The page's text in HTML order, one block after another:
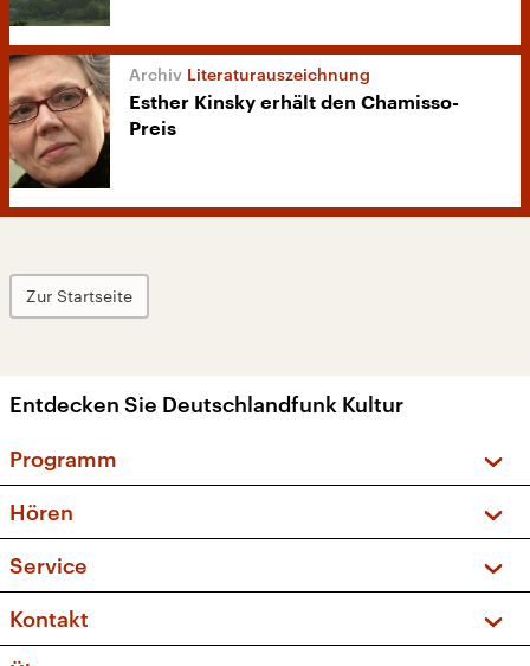
Literaturauszeichnung
Esther Kinsky erhält den Chamisso-
Preis
Zur Startseite
Entdecken Sie Deutschlandfunk Kultur
Programm
Sendungen und Podcasts
Musikliste
Kakadu – Das Kinderprogramm
Hören
Frequenzen (UKW + DAB+)
Service
FAQ
Apps
Kontakt